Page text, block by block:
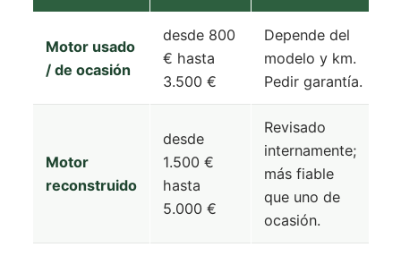
Motor usado
/ de ocasión
desde 800
€ hasta
3.500 €
Depende del
modelo y km.
Pedir garantía.
Motor
reconstruido
desde
1.500 €
hasta
5.000 €
Revisado
internamente;
más fiable
que uno de
ocasión.